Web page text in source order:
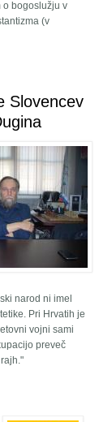
o bogoslužju v
(v
Slovencev
narod ni imel
Pri Hrvatih je
vojni sami
preveč